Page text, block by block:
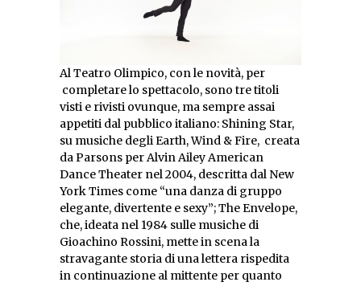
Al Teatro Olimpico, con le novità, per
completare lo spettacolo, sono tre titoli
visti e rivisti ovunque, ma sempre assai
appetiti dal pubblico italiano: Shining Star,
su musiche degli Earth, Wind & Fire, creata
da Parsons per Alvin Ailey American
Dance Theater nel 2004, descritta dal New
York Times come “una danza di gruppo
elegante, divertente e sexy”; The Envelope,
che, ideata nel 1984 sulle musiche di
Gioachino Rossini, mette in scena la
stravagante storia di una lettera rispedita
in continuazione al mittente per quanto